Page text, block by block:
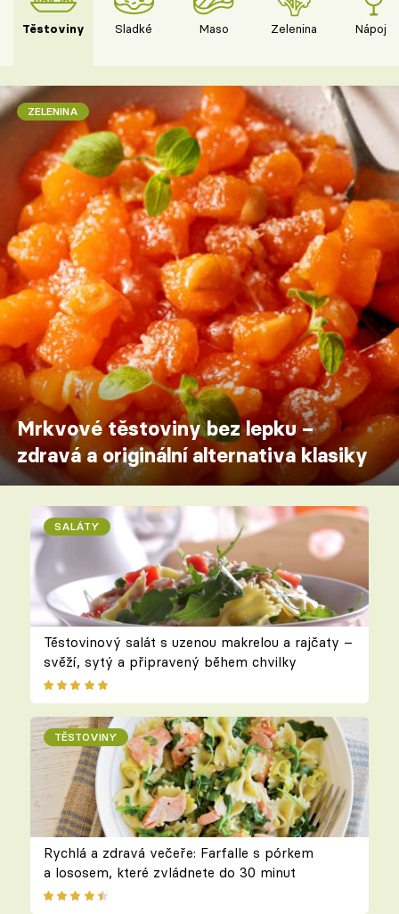
Těstoviny Sladké Maso Zelenina Nápoje
ZELENINA
Mrkvové těstoviny bez lepku –
zdravá a originální alternativa klasiky
SALÁTY
Těstovinový salát s uzenou makrelou a rajčaty –
svěží, sytý a připravený během chvilky
TĚSTOVINY
Rychlá a zdravá večeře: Farfalle s pórkem
a lososem, které zvládnete do 30 minut